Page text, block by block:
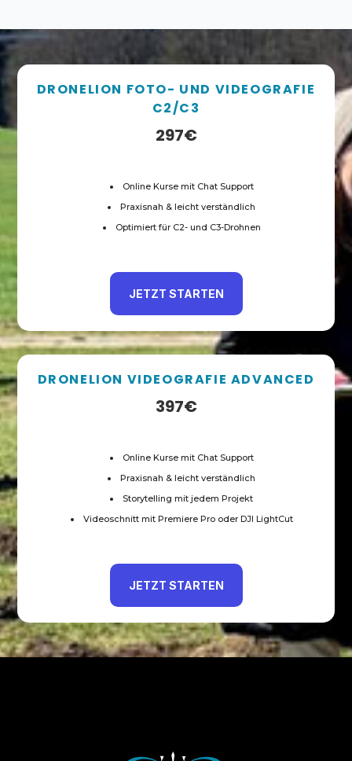
DRONELION FOTO- UND VIDEOGRAFIE
C2/C3
297€
Online Kurse mit Chat Support
Praxisnah & leicht verständlich
Optimiert für C2- und C3-Drohnen
JETZT STARTEN
DRONELION VIDEOGRAFIE ADVANCED
397€
Online Kurse mit Chat Support
Praxisnah & leicht verständlich
Storytelling mit jedem Projekt
Videoschnitt mit Premiere Pro oder DJI LightCut
JETZT STARTEN